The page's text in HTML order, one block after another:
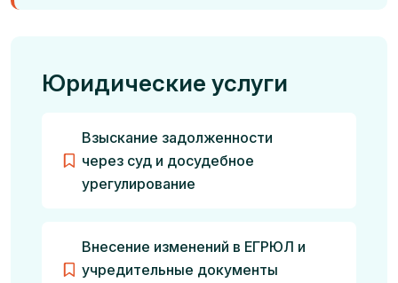
Юридические услуги
Взыскание задолженности
через суд и досудебное
урегулирование
Внесение изменений в ЕГРЮЛ и
учредительные документы